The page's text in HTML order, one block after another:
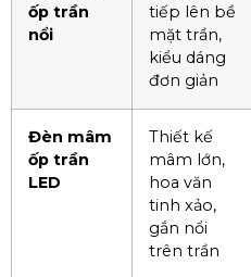
ốp trần
nổi
tiếp lên bề
mặt trần,
kiểu dáng
đơn giản
Đèn mâm
ốp trần
LED
Thiết kế
mâm lớn,
hoa văn
tinh xảo,
gắn nổi
trên trần